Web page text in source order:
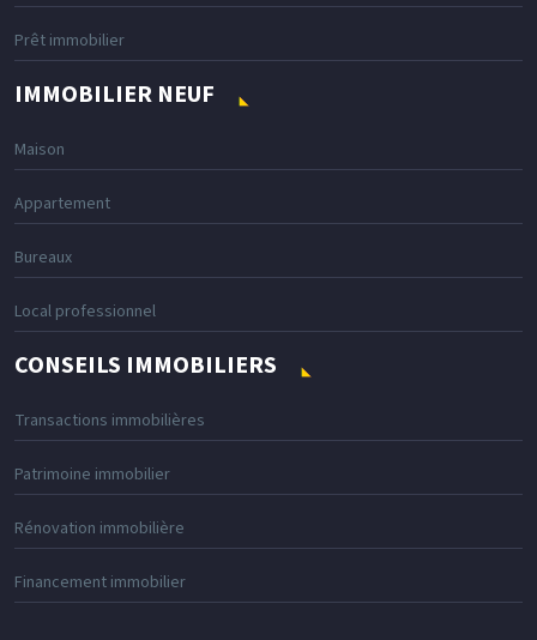
Prêt immobilier
IMMOBILIER NEUF
Maison
Appartement
Bureaux
Local professionnel
CONSEILS IMMOBILIERS
Transactions immobilières
Patrimoine immobilier
Rénovation immobilière
Financement immobilier